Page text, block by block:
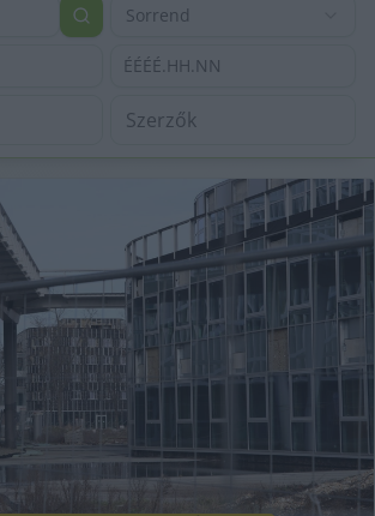
Sorrend
ÉÉÉÉ.HH.NN